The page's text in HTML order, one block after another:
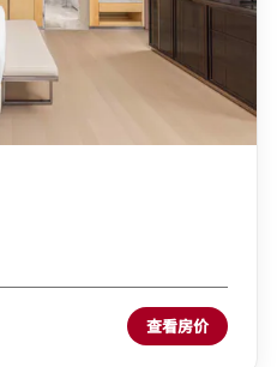
查看房价